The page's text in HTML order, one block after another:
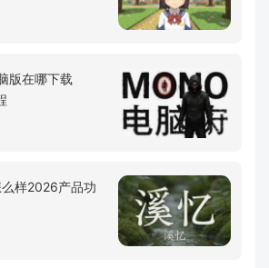
版在哪下载
样2026产品功